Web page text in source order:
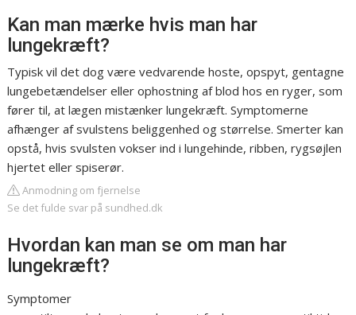
Kan man mærke hvis man har
lungekræft?
Typisk vil det dog være vedvarende hoste, opspyt, gentagne
lungebetændelser eller ophostning af blod hos en ryger, som
fører til, at lægen mistænker lungekræft. Symptomerne
afhænger af svulstens beliggenhed og størrelse. Smerter kan
opstå, hvis svulsten vokser ind i lungehinde, ribben, rygsøjlen
hjertet eller spiserør.
Anmodning om fjernelse
Se det fulde svar på sundhed.dk
Hvordan kan man se om man har
lungekræft?
Symptomer